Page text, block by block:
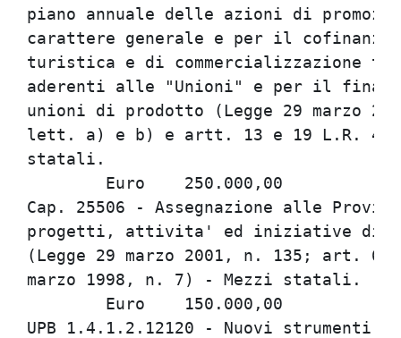
piano annuale delle azioni di
carattere generale e per il
turistica e di commercializzazione
aderenti alle "Unioni" e per il
unioni di prodotto (Legge 29 marzo
lett. a) e b) e artt. 13 e 19 L.R. 4
statali.
Cap. 25506 - Assegnazione alle
progetti, attivita' ed iniziative di
(Legge 29 marzo 2001, n. 135; art.
marzo 1998, n. 7) - Mezzi statali.
UPB 1.4.1.2.12120 - Nuovi